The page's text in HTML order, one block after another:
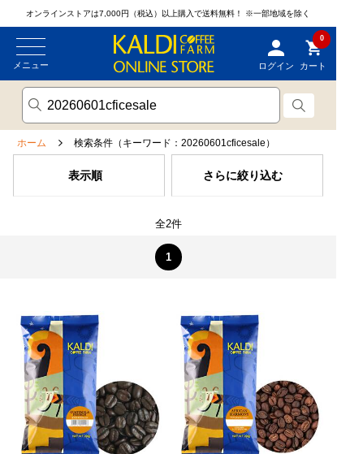
オンラインストアは7,000円（税込）以上購入で送料無料！ ※一部地域を除く
メニュー ログイン
0
カート
ホーム 検索条件（キーワード：20260601cficesale）
表示順 さらに絞り込む
全2件
1